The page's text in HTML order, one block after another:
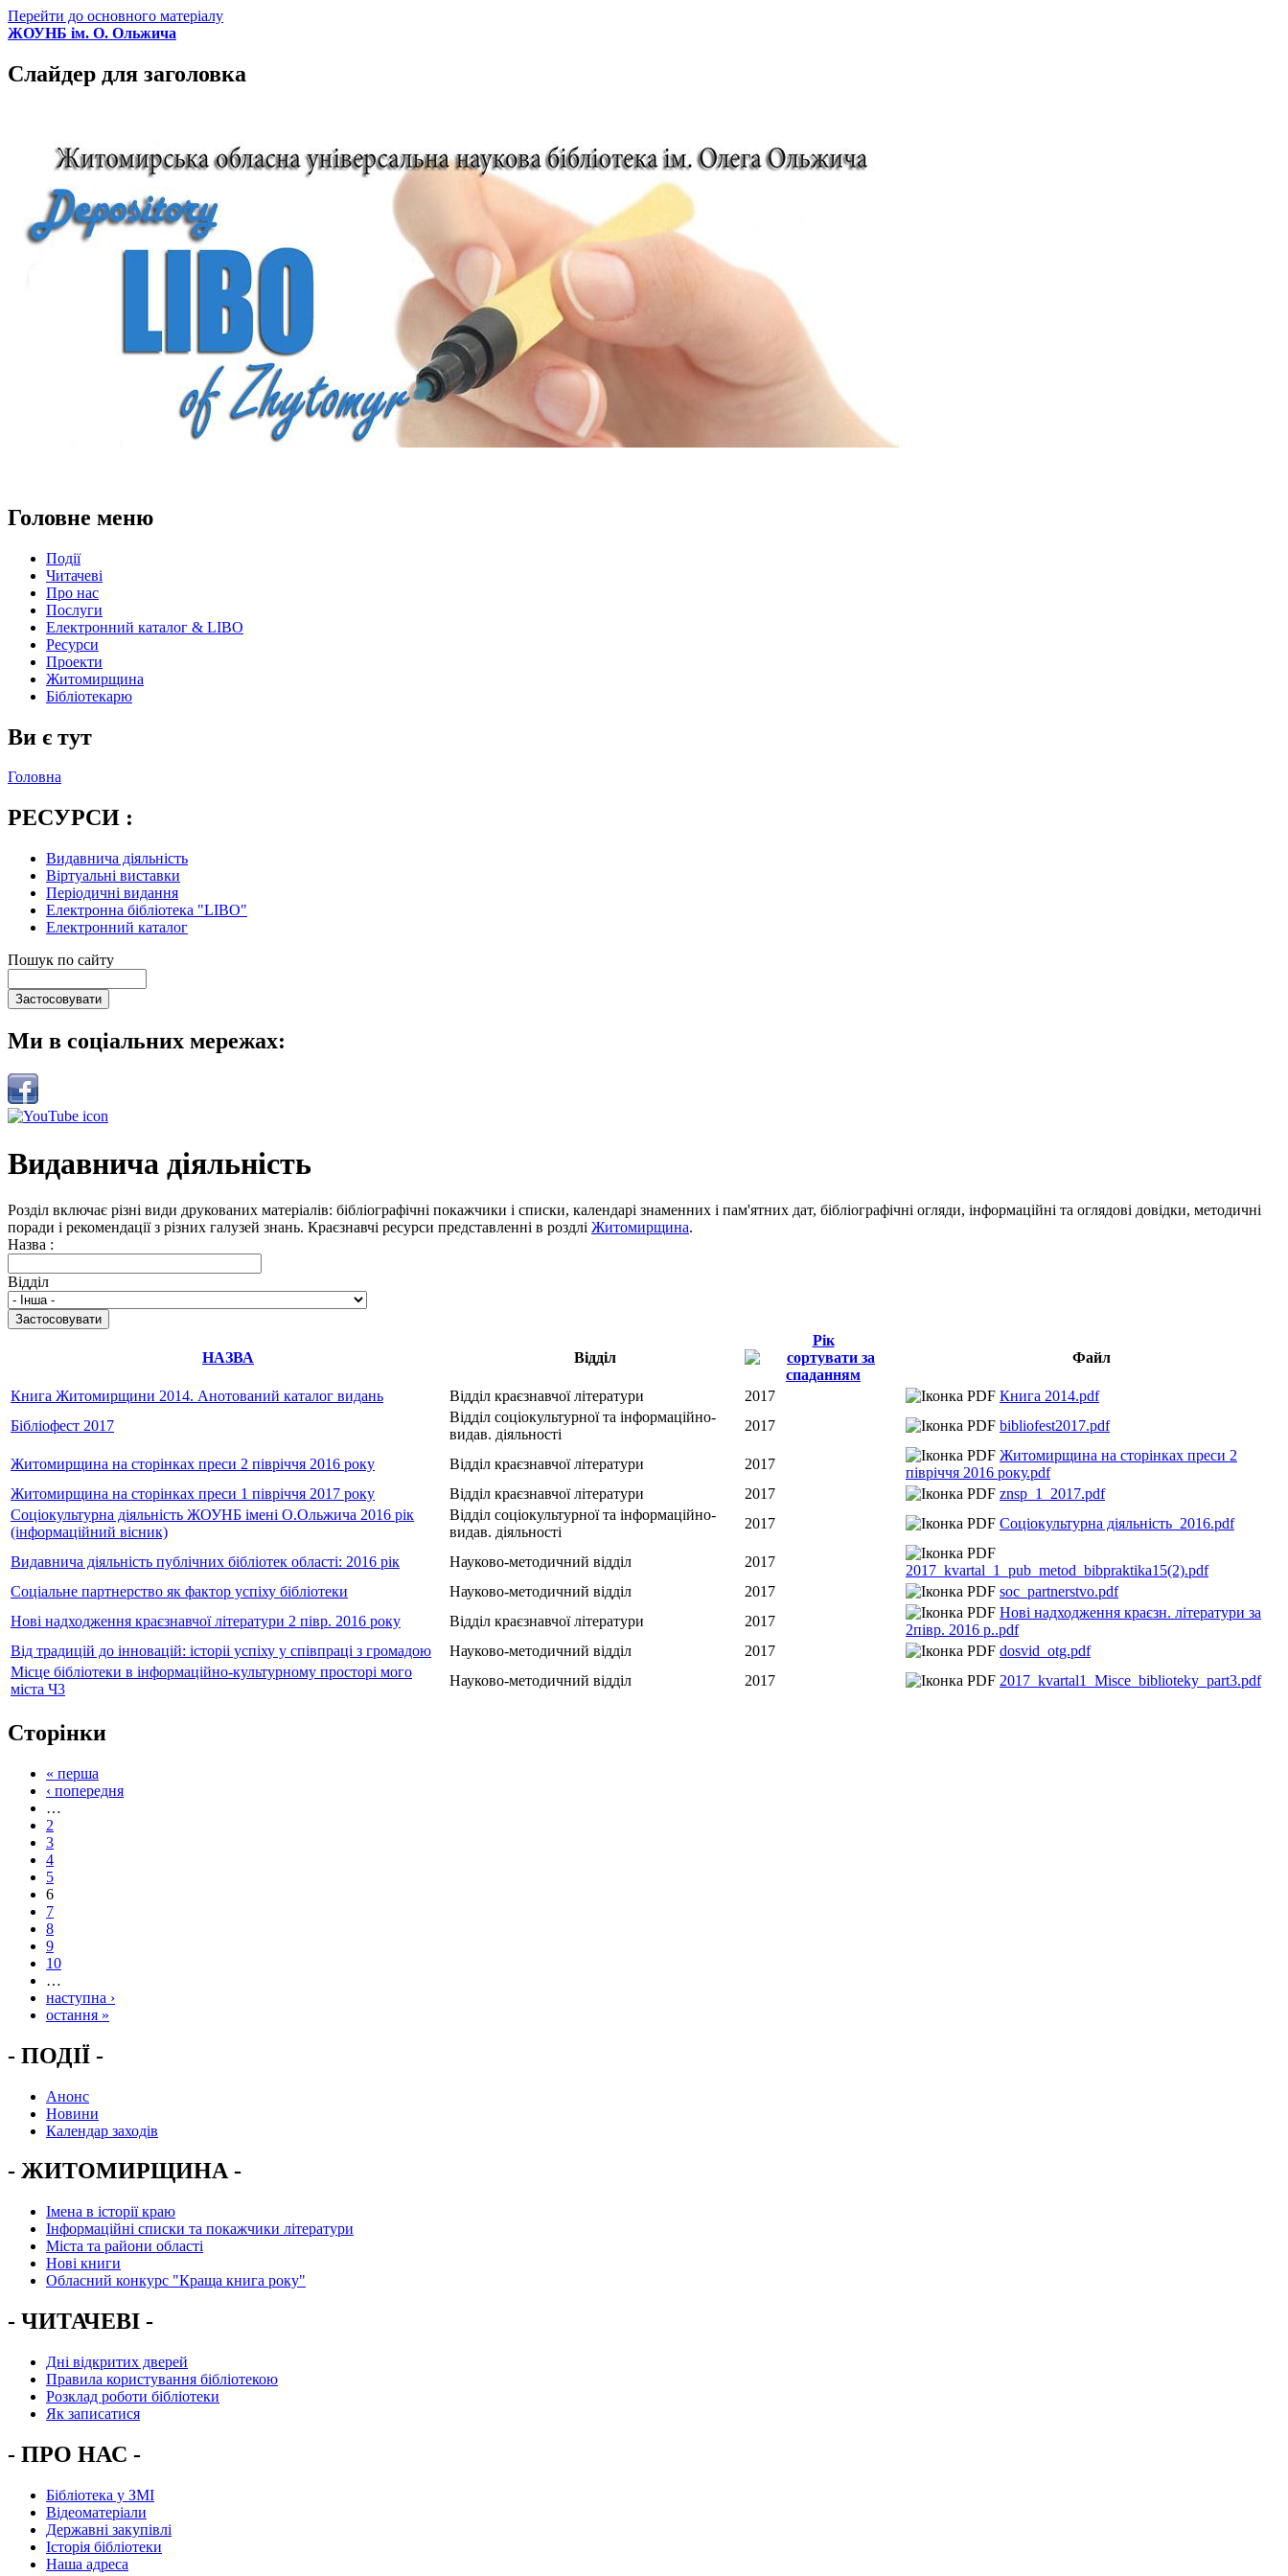
Перейти до основного матеріалу
ЖОУНБ ім. О. Ольжича
Слайдер для заголовка
Головне меню
Події
Читачеві
Про нас
Послуги
Електронний каталог & LIBO
Ресурси
Проекти
Житомирщина
Бібліотекарю
Ви є тут
Головна
РЕСУРСИ :
Видавнича діяльність
Віртуальні виставки
Періодичні видання
Електронна бібліотека "LIBO"
Електронний каталог
Пошук по сайту
Ми в соціальних мережах:
Видавнича діяльність
Розділ включає різні види друкованих матеріалів: бібліографічні покажчики і списки, календарі знаменних і пам'ятних дат, бібліографічні огляди, інформаційні та оглядові довідки, методичні
поради і рекомендації з різних галузей знань. Краєзнавчі ресурси представленні в роздлі Житомирщина.
Назва :
Відділ
НАЗВА Відділ
Рік
Файл
Книга Житомирщини 2014. Анотований каталог видань Відділ краєзнавчої літератури 2017
Книга 2014.pdf
Бібліофест 2017
Відділ соціокультурної та інформаційно-
видав. діяльності
2017 bibliofest2017.pdf
Житомирщина на сторінках преси 2 півріччя 2016 року Відділ краєзнавчої літератури 2017
Житомирщина на сторінках преси 2
півріччя 2016 року.pdf
Житомирщина на сторінках преси 1 півріччя 2017 року
Відділ краєзнавчої літератури 2017
znsp_1_2017.pdf
Соціокультурна діяльність ЖОУНБ імені О.Ольжича 2016 рік
(інформаційний вісник)
Відділ соціокультурної та інформаційно-
видав. діяльності
2017 Соціокультурна діяльність_2016.pdf
Видавнича діяльність публічних бібліотек області: 2016 рік Науково-методичний відділ 2017
2017_kvartal_1_pub_metod_bibpraktika15(2).pdf
Соціальне партнерство як фактор успіху бібліотеки
Науково-методичний відділ 2017
soc_partnerstvo.pdf
Нові надходження краєзнавчої літератури 2 півр. 2016 року
Відділ краєзнавчої літератури 2017
Нові надходження краєзн. літератури за
2півр. 2016 р..pdf
Від традицій до інновацій: історіі успіху у співпраці з громадою
Науково-методичний відділ 2017
dosvid_otg.pdf
Місце бібліотеки в інформаційно-культурному просторі мого
міста Ч3
Науково-методичний відділ 2017 2017_kvartal1_Misce_biblioteky_part3.pdf
Сторінки
« перша
‹ попередня
…
2
3
4
5
6
7
8
9
10
…
наступна ›
остання »
- ПОДІЇ -
Анонс
Новини
Календар заходів
- ЖИТОМИРЩИНА -
Імена в історії краю
Інформаційні списки та покажчики літератури
Міста та райони області
Нові книги
Обласний конкурс "Краща книга року"
- ЧИТАЧЕВІ -
Дні відкритих дверей
Правила користування бібліотекою
Розклад роботи бібліотеки
Як записатися
- ПРО НАС -
Бібліотека у ЗМІ
Відеоматеріали
Державні закупівлі
Історія бібліотеки
Наша адреса